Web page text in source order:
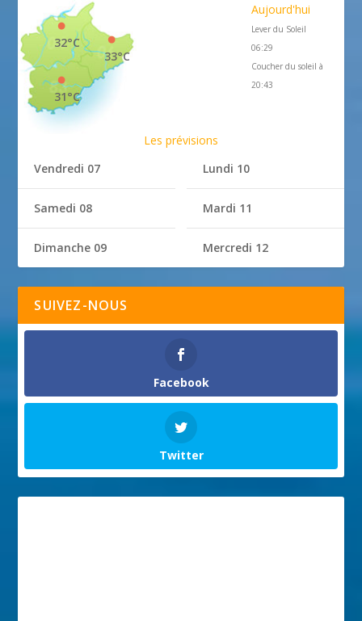
33°C
32°C
31°C
Aujourd'hui
Lever du Soleil
06:29
Coucher du soleil à
20:43
Les prévisions
Vendredi 07
Samedi 08
Dimanche 09
Lundi 10
Mardi 11
Mercredi 12
SUIVEZ-NOUS
Facebook
Twitter